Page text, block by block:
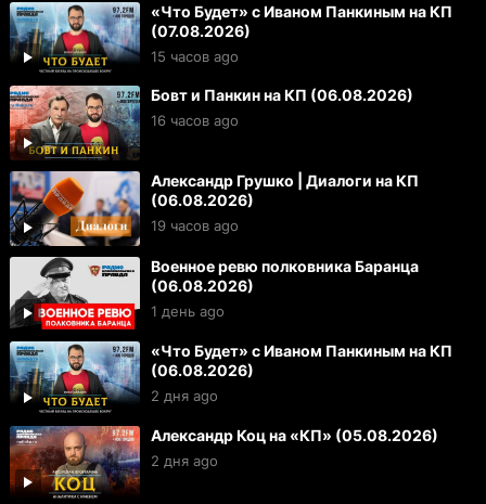
«Что Будет» с Иваном Панкиным на КП
(07.08.2026)
15 часов ago
Бовт и Панкин на КП (06.08.2026)
16 часов ago
Александр Грушко | Диалоги на КП
(06.08.2026)
19 часов ago
Военное ревю полковника Баранца
(06.08.2026)
1 день ago
«Что Будет» с Иваном Панкиным на КП
(06.08.2026)
2 дня ago
Александр Коц на «КП» (05.08.2026)
2 дня ago